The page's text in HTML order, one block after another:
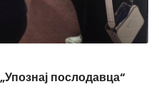
послодавца“